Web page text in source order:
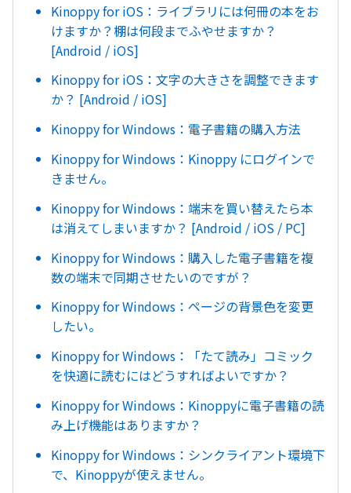
Kinoppy for iOS：ライブラリには何冊の本をお
けますか？棚は何段までふやせますか？
[Android / iOS]
Kinoppy for iOS：文字の大きさを調整できます
か？ [Android / iOS]
Kinoppy for Windows：電子書籍の購入方法
Kinoppy for Windows：Kinoppy にログインで
きません。
Kinoppy for Windows：端末を買い替えたら本
は消えてしまいますか？ [Android / iOS / PC]
Kinoppy for Windows：購入した電子書籍を複
数の端末で同期させたいのですが？
Kinoppy for Windows：ページの背景色を変更
したい。
Kinoppy for Windows：「たて読み」コミック
を快適に読むにはどうすればよいですか？
Kinoppy for Windows：Kinoppyに電子書籍の読
み上げ機能はありますか？
Kinoppy for Windows：シンクライアント環境下
で、Kinoppyが使えません。